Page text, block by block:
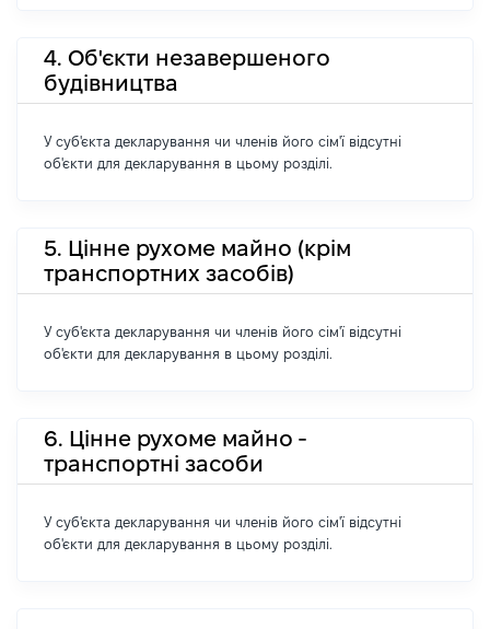
4. Об'єкти незавершеного
будівництва
У суб'єкта декларування чи членів його сім'ї відсутні
об'єкти для декларування в цьому розділі.
5. Цінне рухоме майно (крім
транспортних засобів)
У суб'єкта декларування чи членів його сім'ї відсутні
об'єкти для декларування в цьому розділі.
6. Цінне рухоме майно -
транспортні засоби
У суб'єкта декларування чи членів його сім'ї відсутні
об'єкти для декларування в цьому розділі.